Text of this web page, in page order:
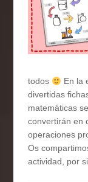
todos
En la
divertidas
matemáticas
convertirán en
operaciones
Os
actividad, por